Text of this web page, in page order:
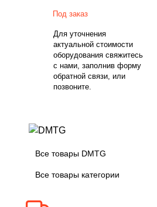
Под заказ
Для уточнения
актуальной стоимости
оборудования свяжитесь
с нами, заполнив форму
обратной связи, или
позвоните.
Все товары DMTG
Все товары категории